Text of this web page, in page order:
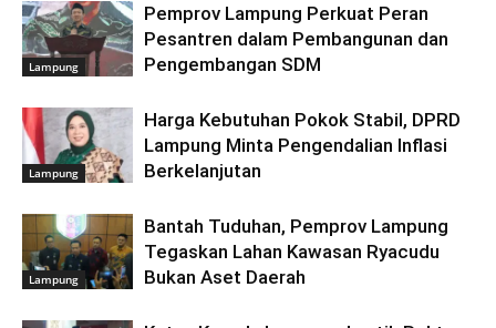
Lampung
Pemprov Lampung Perkuat Peran
Pesantren dalam Pembangunan dan
Pengembangan SDM
Lampung
Harga Kebutuhan Pokok Stabil, DPRD
Lampung Minta Pengendalian Inflasi
Berkelanjutan
Lampung
Bantah Tuduhan, Pemprov Lampung
Tegaskan Lahan Kawasan Ryacudu
Bukan Aset Daerah